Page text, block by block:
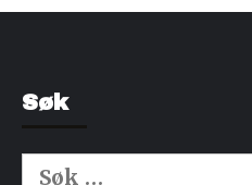
Søk
Søk